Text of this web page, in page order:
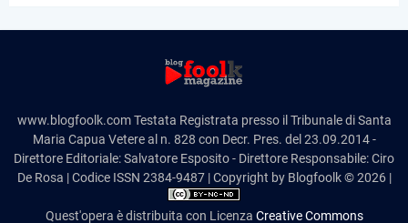
www.blogfoolk.com Testata Registrata presso il Tribunale di Santa
Maria Capua Vetere al n. 828 con Decr. Pres. del 23.09.2014 -
Direttore Editoriale: Salvatore Esposito - Direttore Responsabile: Ciro
De Rosa | Codice ISSN 2384-9487 | Copyright by Blogfoolk © 2026 |
Quest'opera è distribuita con Licenza Creative Commons